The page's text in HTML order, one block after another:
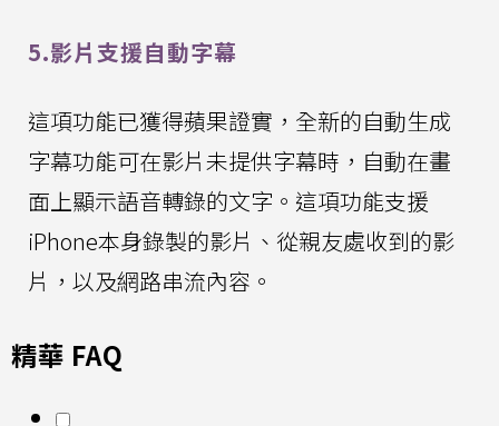
5.影片支援自動字幕
這項功能已獲得蘋果證實，全新的自動生成
字幕功能可在影片未提供字幕時，自動在畫
面上顯示語音轉錄的文字。這項功能支援
iPhone本身錄製的影片、從親友處收到的影
片，以及網路串流內容。
精華 FAQ